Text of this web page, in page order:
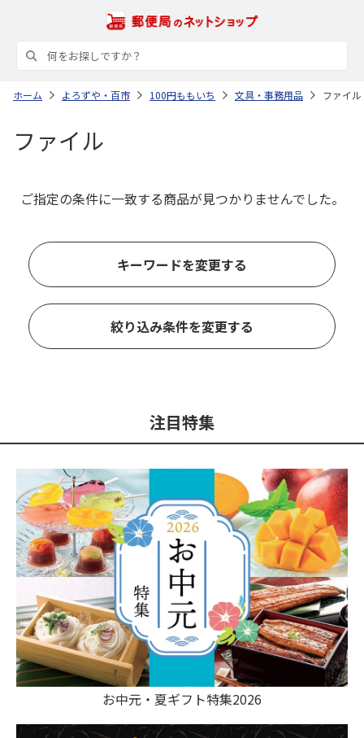
ホーム よろずや・百市 100円ももいち 文具・事務用品 ファイル
ファイル
ご指定の条件に一致する商品が見つかりませんでした。
キーワードを変更する
絞り込み条件を変更する
注目特集
お中元・夏ギフト特集2026